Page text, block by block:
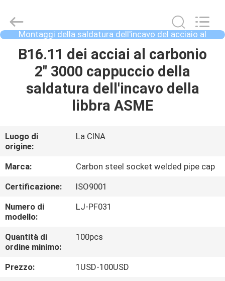
CASA
PRODOTTI
NOI
GIRO
DELLA
FABBRICA
CONTROLLO
DI
QUALITÀ
industriali
fornitore.
Copyright
©
industrialsteelpipefittings.com.
Montaggi della saldatura dell'incavo del acciaio al
carbonio
B16.11 dei acciai al carbonio
2" 3000 cappuccio della
saldatura dell'incavo della
libbra ASME
Luogo di
origine:
La CINA
Marca:
Carbon steel socket welded pipe cap
Certificazione:
ISO9001
Numero di
modello:
LJ-PF031
Quantità di
ordine minimo:
100pcs
Prezzo:
1USD-100USD